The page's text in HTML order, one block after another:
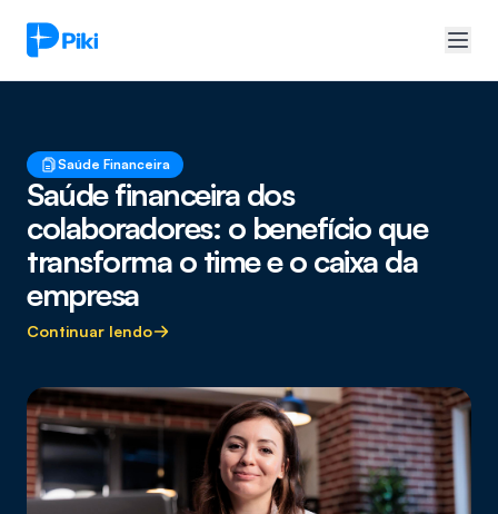
Saúde Financeira
Saúde financeira dos
colaboradores: o benefício que
transforma o time e o caixa da
empresa
Continuar lendo